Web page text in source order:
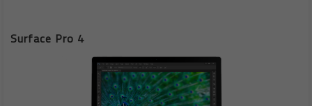
Surface Pro 4